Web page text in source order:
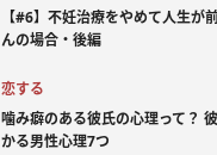
【#6】不妊治療をやめて人生が
んの場合・後編
恋する
噛み癖のある彼氏の心理って？
かる男性心理7つ